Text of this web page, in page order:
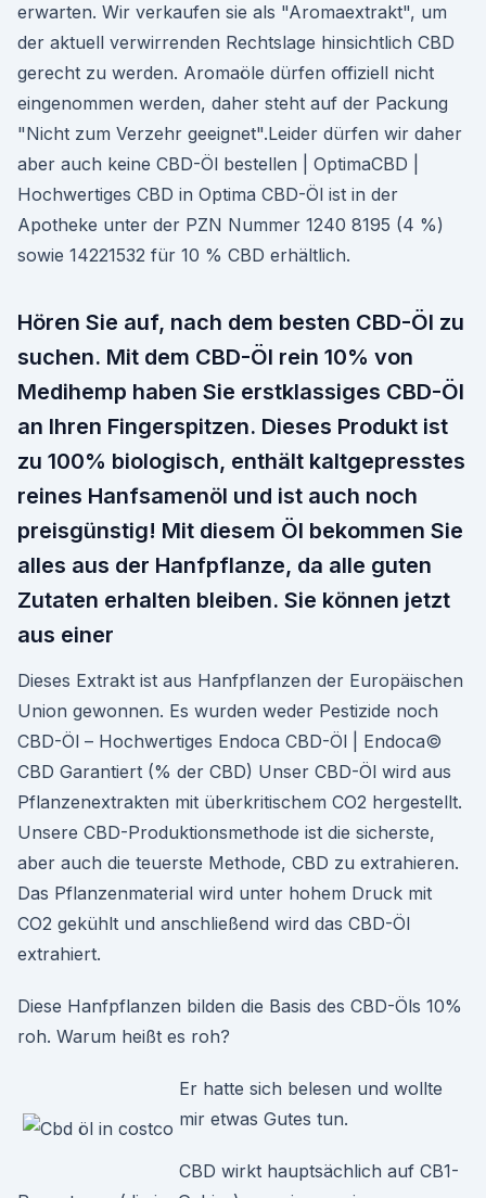
erwarten. Wir verkaufen sie als "Aromaextrakt", um
der aktuell verwirrenden Rechtslage hinsichtlich CBD
gerecht zu werden. Aromaöle dürfen offiziell nicht
eingenommen werden, daher steht auf der Packung
"Nicht zum Verzehr geeignet".Leider dürfen wir daher
aber auch keine CBD-Öl bestellen | OptimaCBD |
Hochwertiges CBD in Optima CBD-Öl ist in der
Apotheke unter der PZN Nummer 1240 8195 (4 %)
sowie 14221532 für 10 % CBD erhältlich.
Hören Sie auf, nach dem besten CBD-Öl zu
suchen. Mit dem CBD-Öl rein 10% von
Medihemp haben Sie erstklassiges CBD-Öl
an Ihren Fingerspitzen. Dieses Produkt ist
zu 100% biologisch, enthält kaltgepresstes
reines Hanfsamenöl und ist auch noch
preisgünstig! Mit diesem Öl bekommen Sie
alles aus der Hanfpflanze, da alle guten
Zutaten erhalten bleiben. Sie können jetzt
aus einer
Dieses Extrakt ist aus Hanfpflanzen der Europäischen
Union gewonnen. Es wurden weder Pestizide noch
CBD-Öl – Hochwertiges Endoca CBD-Öl | Endoca©
CBD Garantiert (% der CBD) Unser CBD-Öl wird aus
Pflanzenextrakten mit überkritischem CO2 hergestellt.
Unsere CBD-Produktionsmethode ist die sicherste,
aber auch die teuerste Methode, CBD zu extrahieren.
Das Pflanzenmaterial wird unter hohem Druck mit
CO2 gekühlt und anschließend wird das CBD-Öl
extrahiert.
Diese Hanfpflanzen bilden die Basis des CBD-Öls 10%
roh. Warum heißt es roh?
Er hatte sich belesen und wollte
mir etwas Gutes tun.
CBD wirkt hauptsächlich auf CB1-